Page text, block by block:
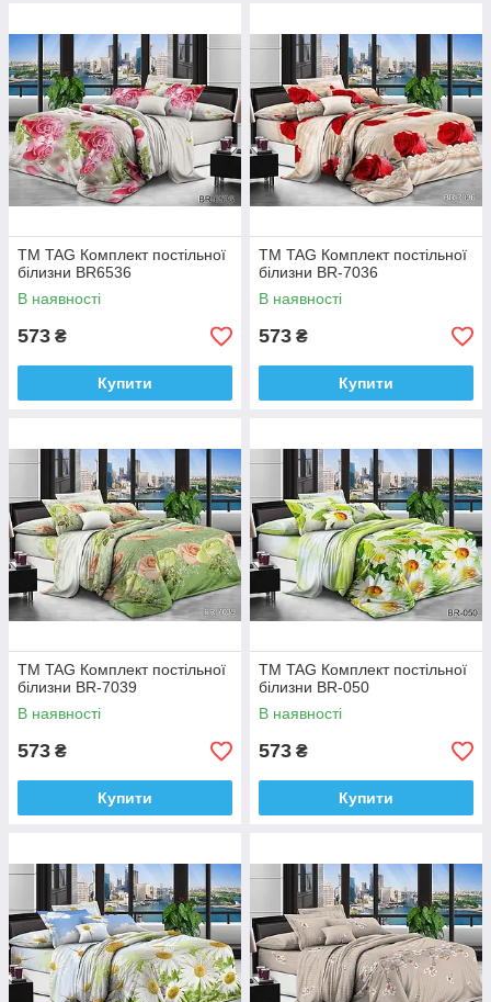
ТМ TAG Комплект постільної
білизни BR6536
В наявності
573 ₴
Купити
ТМ TAG Комплект постільної
білизни BR-7036
В наявності
573 ₴
Купити
ТМ TAG Комплект постільної
білизни BR-7039
В наявності
573 ₴
Купити
ТМ TAG Комплект постільної
білизни BR-050
В наявності
573 ₴
Купити